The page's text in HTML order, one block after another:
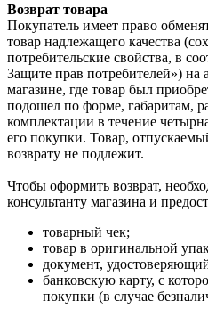
Возврат товара
Покупатель имеет право
товар надлежащего качества
потребительские свойства, в
Защите прав потребителей») на
магазине, где товар был
подошел по форме, габаритам,
комплектации в течение
его покупки. Товар,
возврату не подлежит.
Чтобы оформить возврат,
консультанту магазина и
товарный чек;
товар в оригинальной
документ,
банковскую карту, с
покупки (в случае